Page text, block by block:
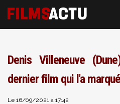
Denis Villeneuve
dernier film qui l'a
Le 16/09/2021 à 17:42